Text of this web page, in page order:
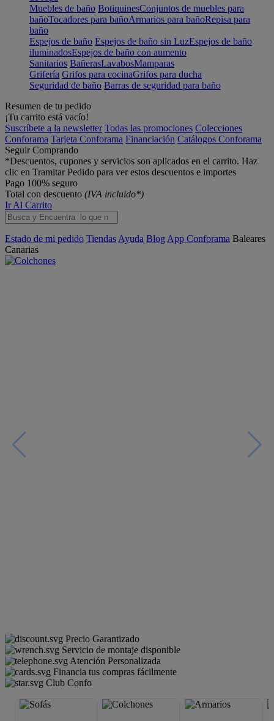
Muebles de baño BotiquinesConjuntos de muebles para
bañoTocadores para bañoArmarios para bañoRepisa para
baño
Espejos de baño Espejos de baño sin LuzEspejos de baño
iluminadosEspejos de baño con aumento
Sanitarios BañerasLavabosMamparas
Grifería Grifos para cocinaGrifos para ducha
Seguridad de baño Barras de seguridad para baño
Resumen de tu pedido
¡Tu carrito está vacío!
Suscríbete a la newsletter Todas las promociones Colecciones
Conforama Tarjeta Conforama Financiación Catálogos Conforama
Seguir Comprando
*Descuentos, cupones y servicios son aplicados en el carrito. Haz
clic en Tramitar Pedido para ver estos descuentos e importes
Pago 100% seguro
Total con descuento (IVA incluido*)
Ir Al Carrito
Estado de mi pedido Tiendas Ayuda Blog App Conforama Baleares
Canarias
Precio Garantizado
Servicio de montaje disponible
Atención Personalizada
Financia tus compras fácilmente
Club Confo